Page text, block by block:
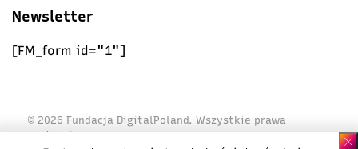
Newsletter
[FM_form id="1"]
© 2026 Fundacja DigitalPoland. Wszystkie prawa
zastrzeżone